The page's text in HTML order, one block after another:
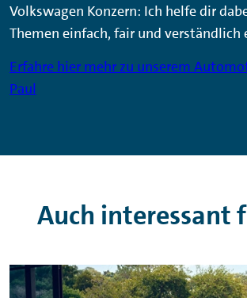
Volkswagen Konzern: Ich helfe dir
Themen einfach, fair und verständlich
Erfahre hier mehr zu unserem
Paul
Auch interessant